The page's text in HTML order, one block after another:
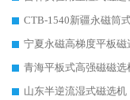
宁夏永磁高梯度平板磁
青海平板式高强磁磁选
山东半逆流湿式磁选机